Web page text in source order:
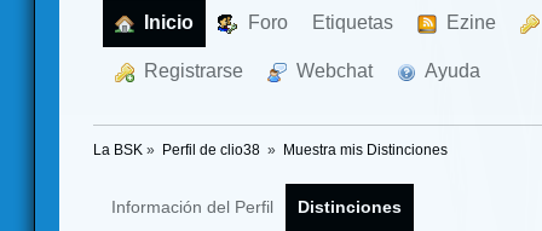
Inicio Foro Etiquetas Ezine
Registrarse Webchat Ayuda
La BSK » Perfil de clio38 » Muestra mis Distinciones
Información del Perfil Distinciones